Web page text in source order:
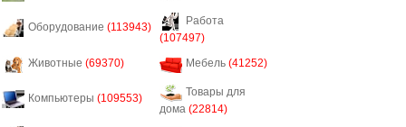
Оборудование (113943)
Работа
(107497)
Животные (69370) Мебель (41252)
Компьютеры (109553)
Товары для
дома (22814)